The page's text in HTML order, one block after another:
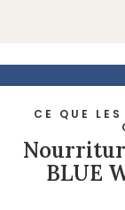
CE QUE
BLUE